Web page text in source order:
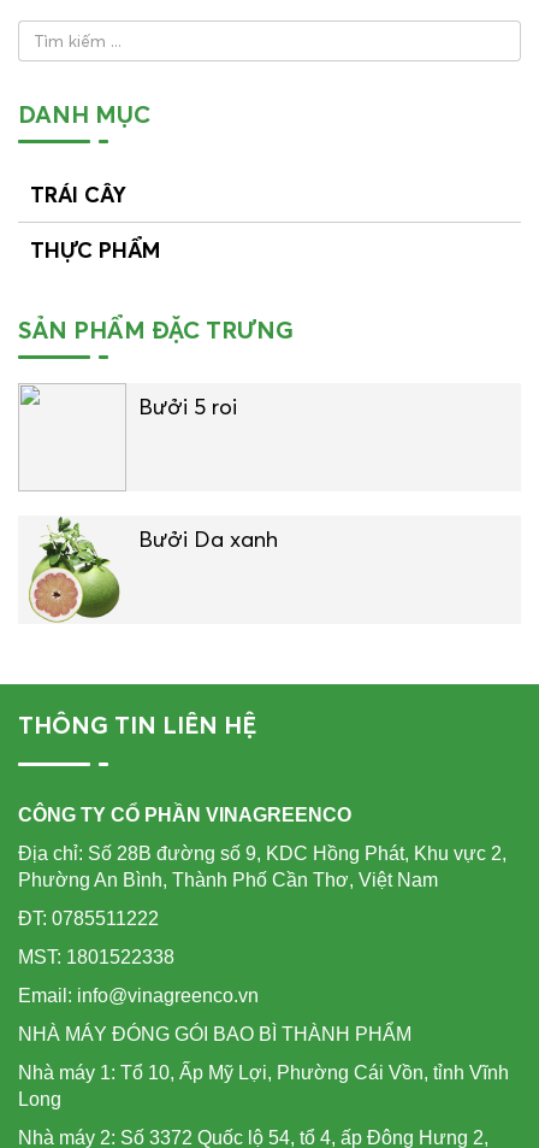
DANH MỤC
TRÁI CÂY
THỰC PHẨM
SẢN PHẨM ĐẶC TRƯNG
Bưởi 5 roi
Bưởi Da xanh
THÔNG TIN LIÊN HỆ
CÔNG TY CỔ PHẦN VINAGREENCO
Địa chỉ: Số 28B đường số 9, KDC Hồng Phát, Khu vực 2,
Phường An Bình, Thành Phố Cần Thơ, Việt Nam
ĐT: 0785511222
MST: 1801522338
Email: info@vinagreenco.vn
NHÀ MÁY ĐÓNG GÓI BAO BÌ THÀNH PHẨM
Nhà máy 1: Tổ 10, Ấp Mỹ Lợi, Phường Cái Vồn, tỉnh Vĩnh
Long
Nhà máy 2: Số 3372 Quốc lộ 54, tổ 4, ấp Đông Hưng 2,